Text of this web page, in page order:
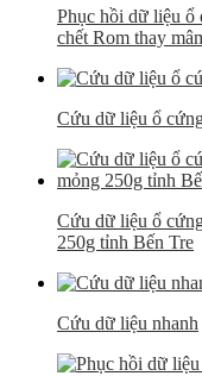
Phục hồi dữ liệu ổ
chết Rom thay
Cứu dữ liệu ổ
Cứu dữ liệu ổ
250g tỉnh Bến Tre
Cứu dữ liệu nhanh